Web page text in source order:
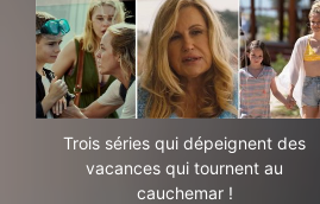
Trois séries qui dépeignent des
vacances qui tournent au
cauchemar !